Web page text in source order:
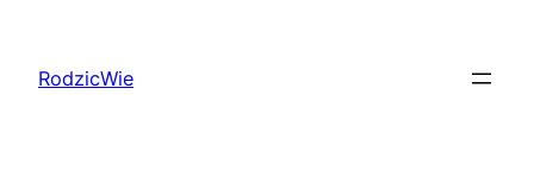
treściRodzicWie